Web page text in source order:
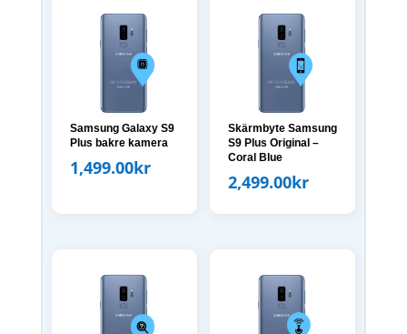
Samsung Galaxy S9
Plus bakre kamera
1,499.00kr
Skärmbyte Samsung
S9 Plus Original –
Coral Blue
2,499.00kr